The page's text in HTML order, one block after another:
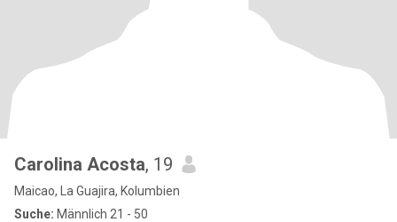
Carolina Acosta, 19
Maicao, La Guajira, Kolumbien
Suche: Männlich 21 - 50